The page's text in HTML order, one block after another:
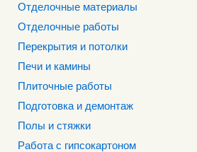
Отделочные материалы
Отделочные работы
Перекрытия и потолки
Печи и камины
Плиточные работы
Подготовка и демонтаж
Полы и стяжки
Работа с гипсокартоном